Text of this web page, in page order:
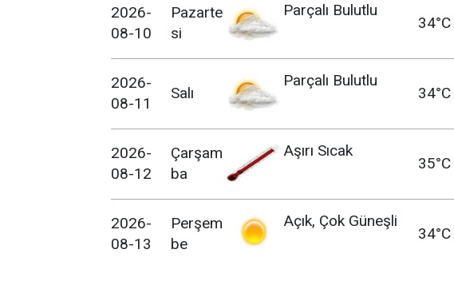
2026-
08-10
Pazarte
si
Parçalı Bulutlu
34°C
2026-
08-11
Salı
Parçalı Bulutlu
34°C
2026-
08-12
Çarşam
ba
Aşırı Sıcak
35°C
2026-
08-13
Perşem
be
Açık, Çok Güneşli
34°C